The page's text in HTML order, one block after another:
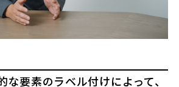
な要素のラベル付けによって、